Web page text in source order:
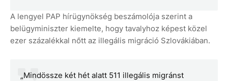
A lengyel PAP hírügynökség beszámolója szerint a
belügyminiszter kiemelte, hogy tavalyhoz képest közel
ezer százalékkal nőtt az illegális migráció Szlovákiában.
„Mindössze két hét alatt 511 illegális migránst